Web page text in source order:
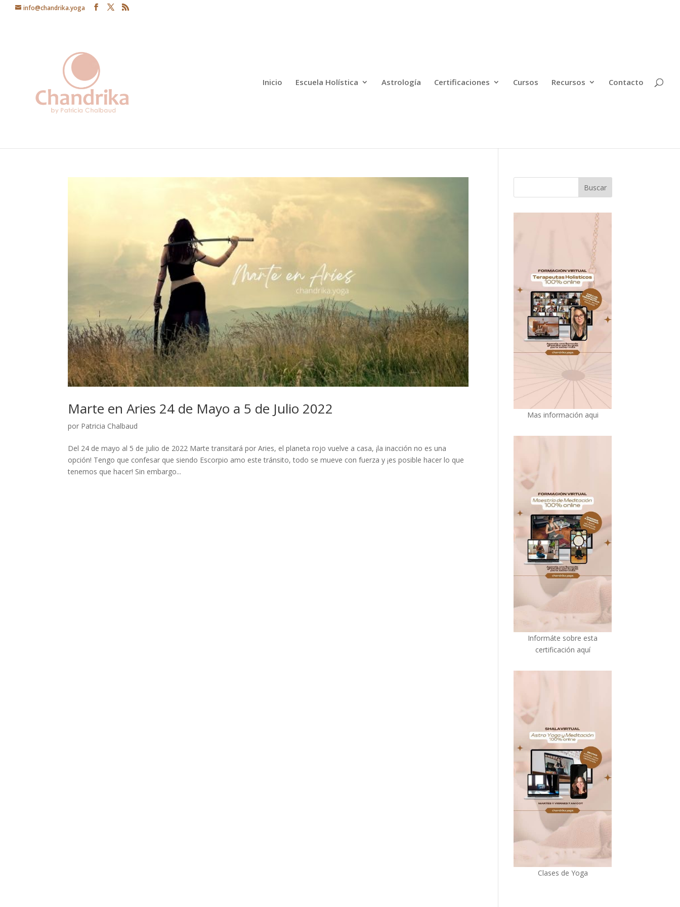
info@chandrika.yoga
Inicio Escuela Holística Astrología Certificaciones Cursos Recursos Contacto
Marte en Aries 24 de Mayo a 5 de Julio 2022
por Patricia Chalbaud
Del 24 de mayo al 5 de julio de 2022 Marte transitará por Aries, el planeta rojo vuelve a casa, ¡la inacción no es una
opción! Tengo que confesar que siendo Escorpio amo este tránsito, todo se mueve con fuerza y ¡es posible hacer lo que
tenemos que hacer! Sin embargo...
Mas información aqui
Informáte sobre esta
certificación aquí
Clases de Yoga